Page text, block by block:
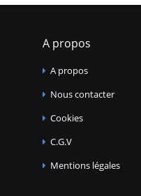
A propos
A propos
Nous contacter
Cookies
C.G.V
Mentions légales